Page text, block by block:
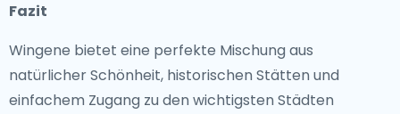
Fazit
Wingene bietet eine perfekte Mischung aus
natürlicher Schönheit, historischen Stätten und
einfachem Zugang zu den wichtigsten Städten